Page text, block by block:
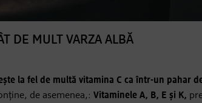
DE MULT VARZA ALBĂ
la fel de multă vitamina C ca într-un pahar
de asemenea,: Vitaminele A, B, E și K,